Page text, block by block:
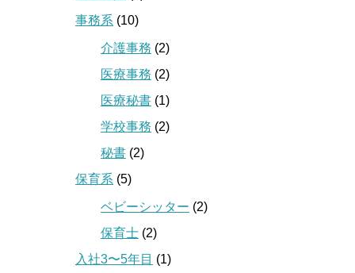
事務系 (10)
介護事務 (2)
医療事務 (2)
医療秘書 (1)
学校事務 (2)
秘書 (2)
保育系 (5)
ベビーシッター (2)
保育士 (2)
入社3〜5年目 (1)